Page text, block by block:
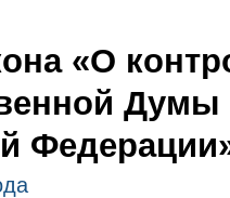
«О